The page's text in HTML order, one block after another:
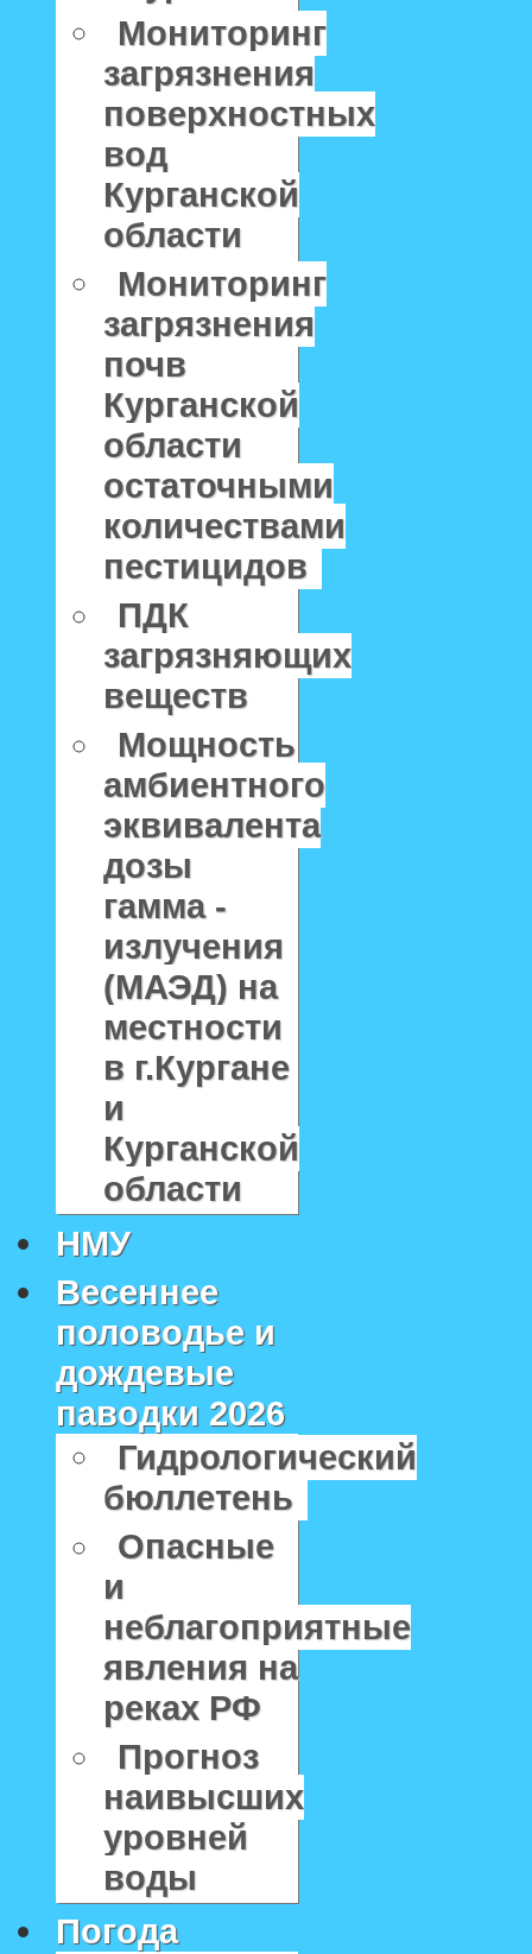
Мониторинг
загрязнения
поверхностных
вод
Курганской
области
Мониторинг
загрязнения
почв
Курганской
области
остаточными
количествами
пестицидов
ПДК
загрязняющих
веществ
Мощность
амбиентного
эквивалента
дозы
гамма -
излучения
(МАЭД) на
местности
в г.Кургане
и
Курганской
области
НМУ
Весеннее
половодье и
дождевые
паводки 2026
Гидрологический
бюллетень
Опасные
и
неблагоприятные
явления на
реках РФ
Прогноз
наивысших
уровней
воды
Погода